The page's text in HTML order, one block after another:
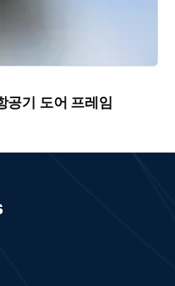
공기 도어 프레임